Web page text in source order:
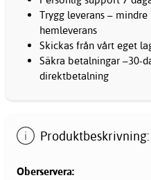
Trygg leverans –
hemleverans
Skickas från vårt eget
Säkra betalningar –30-
direktbetalning
Produktbeskrivning:
Oberservera: